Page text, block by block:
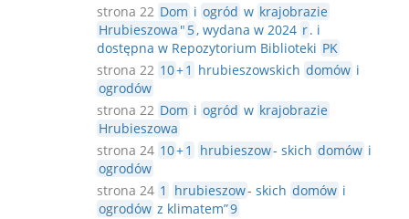
strona 22 Dom i ogród w krajobrazie
Hrubieszowa " 5, wydana w 2024 r. i
dostępna w Repozytorium Biblioteki PK
strona 22 10+1 hrubieszowskich domów i
ogrodów
strona 22 Dom i ogród w krajobrazie
Hrubieszowa
strona 24 10+1 hrubieszow- skich domów i
ogrodów
strona 24 1 hrubieszow- skich domów i
ogrodów z klimatem”9